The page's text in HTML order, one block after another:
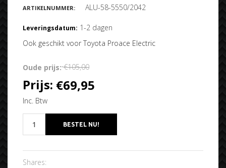
ARTIKELNUMMER: ALU-58-5550/2042
Leveringsdatum: 1-2 dagen
Ook geschikt voor Toyota Proace Electric
Oude prijs: €105,00
Prijs: €69,95
Inc. Btw
Shares: